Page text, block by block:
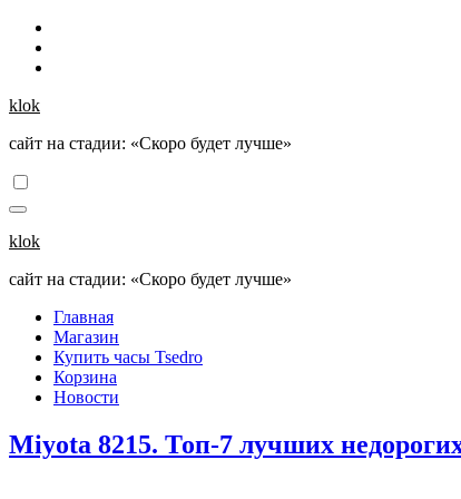
Перейти
содержанию
klok
сайт на стадии: «Скоро будет лучше»
klok
сайт на стадии: «Скоро будет лучше»
Главная
Магазин
Купить часы Tsedro
Корзина
Новости
Miyota 8215. Топ-7 лучших